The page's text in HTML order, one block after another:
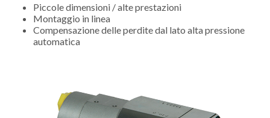
Piccole dimensioni / alte prestazioni
Montaggio in linea
Compensazione delle perdite dal lato alta pressione
automatica